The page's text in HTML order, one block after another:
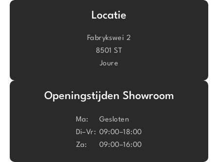
Locatie
Fabrykswei 2
8501 ST
Joure
Openingstijden Showroom
Ma:
Gesloten
Di–Vr: 09:00–18:00
Za:
09:00–16:00